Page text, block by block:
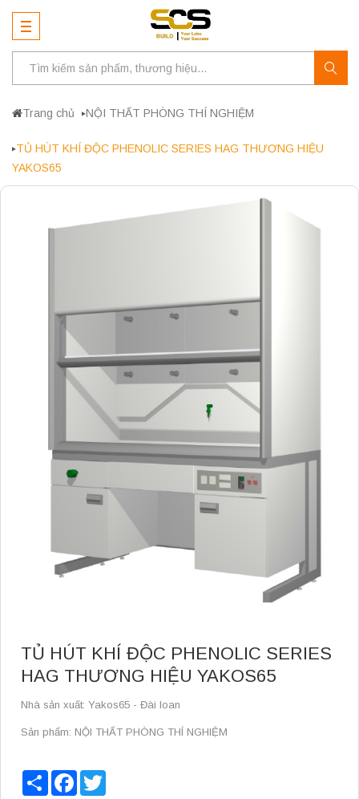
Trang chủ NỘI THẤT PHÒNG THÍ NGHIỆM
TỦ HÚT KHÍ ĐỘC PHENOLIC SERIES HAG THƯƠNG HIỆU
YAKOS65
TỦ HÚT KHÍ ĐỘC PHENOLIC SERIES
HAG THƯƠNG HIỆU YAKOS65
Nhà sản xuất: Yakos65 - Đài loan
Sản phẩm: NỘI THẤT PHÒNG THÍ NGHIỆM
Share Facebook